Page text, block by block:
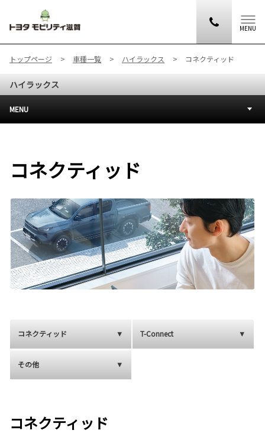
MENU
トップページ 車種一覧 ハイラックス コネクティッド
ハイラックス
MENU
コネクティッド
コネクティッド T-Connect
その他
コネクティッド